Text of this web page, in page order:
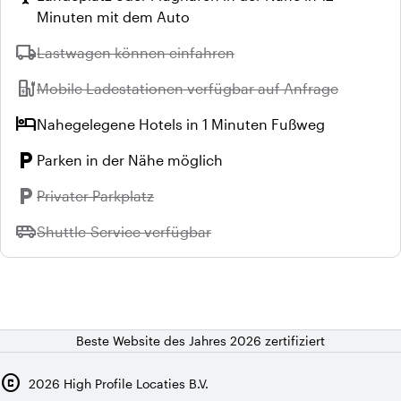
Minuten mit dem Auto
local_shippingNicht verfügbar:
Lastwagen können einfahren
ev_stationNicht verfügbar:
Mobile Ladestationen verfügbar auf Anfrage
hotelNahegelegene Hotels in 1 Minuten Fußweg
local_parking Parken in der Nähe möglich
local_parking Nicht verfügbar:
Privater Parkplatz
airport_shuttleNicht verfügbar:
Shuttle-Service verfügbar
Beste Website des Jahres 2026 zertifiziert
copyright 2026 High Profile Locaties B.V.